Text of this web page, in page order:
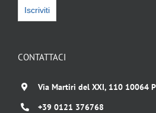
CONTATTACI
Via Martiri del XXI, 110 10064
+39 0121 376768